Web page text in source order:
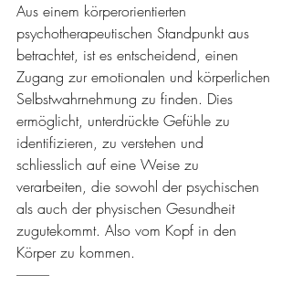
Aus einem körperorientierten
psychotherapeutischen Standpunkt aus
betrachtet, ist es entscheidend, einen
Zugang zur emotionalen und körperlichen
Selbstwahrnehmung zu finden. Dies
ermöglicht, unterdrückte Gefühle zu
identifizieren, zu verstehen und
schliesslich auf eine Weise zu
verarbeiten, die sowohl der psychischen
als auch der physischen Gesundheit
zugutekommt. Also vom Kopf in den
Körper zu kommen.
------------